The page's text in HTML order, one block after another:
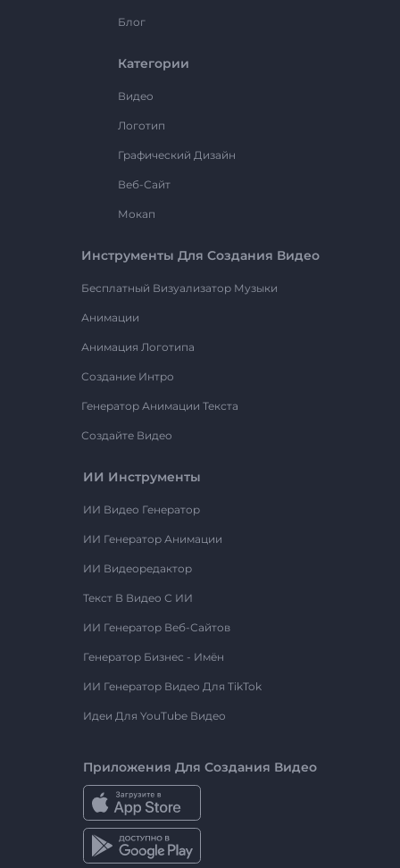
Блог
Категории
Видео
Логотип
Графический Дизайн
Веб-Сайт
Мокап
Инструменты Для Создания Видео
Бесплатный Визуализатор Музыки
Анимации
Анимация Логотипа
Создание Интро
Генератор Анимации Текста
Создайте Видео
ИИ Инструменты
ИИ Видео Генератор
ИИ Генератор Анимации
ИИ Видеоредактор
Текст В Видео С ИИ
ИИ Генератор Веб-Сайтов
Генератор Бизнес - Имён
ИИ Генератор Видео Для TikTok
Идеи Для YouTube Видео
Приложения Для Создания Видео